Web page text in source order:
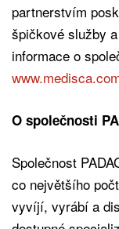
partnerstvím
špičkové služby
informace o
O společnosti
Společnost
co největšího
vyvíjí, vyrábí a